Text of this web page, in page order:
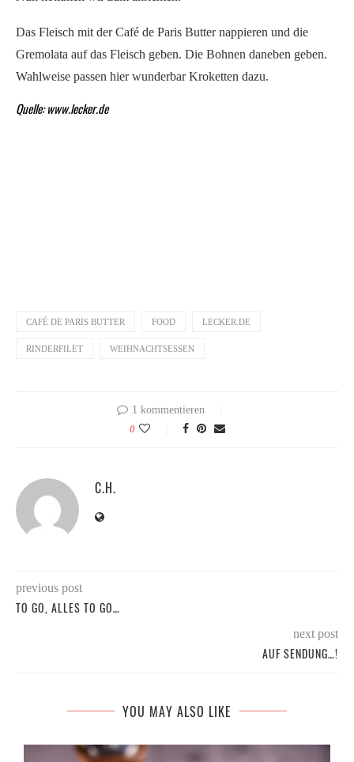
Das Fleisch mit der Café de Paris Butter nappieren und die
Gremolata auf das Fleisch geben. Die Bohnen daneben geben.
Wahlweise passen hier wunderbar Kroketten dazu.
Quelle:www.lecker.de
CAFÉ DE PARIS BUTTER FOOD LECKER.DE
RINDERFILET WEIHNACHTSESSEN
1 kommentieren
0
C.H.
previous post
TO GO, ALLES TO GO…
next post
AUF SENDUNG…!
YOU MAY ALSO LIKE